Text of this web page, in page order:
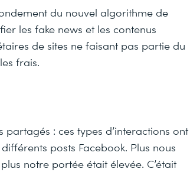
du nouvel algorithme de
les fake news et les contenus
de sites ne faisant pas partie du
frais.
partagés : ces types d’interactions ont
posts Facebook. Plus nous
notre portée était élevée. C’était